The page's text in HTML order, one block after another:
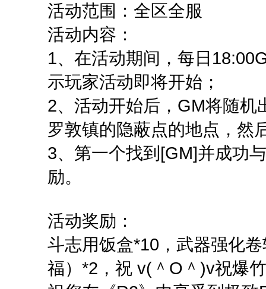
活动范围：全区全服
活动内容：
1、在活动期间，每日
示玩家活动即将开始；
2、活动开始后，GM将随机
罗敦镇的隐蔽点的地点，然
3、第一个找到[GM]并成功
励。
活动奖励：
斗志用饭盒*10，武器强化
福）*2，祝 v(＾O＾)v祝爆